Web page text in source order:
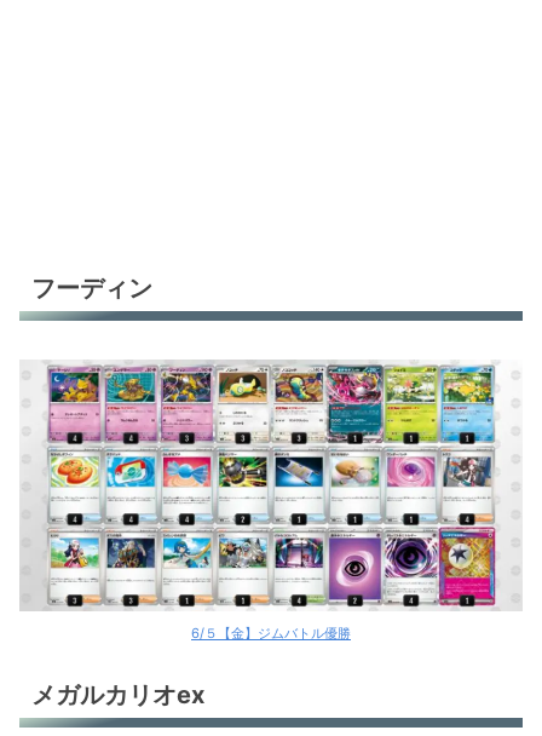
フーディン
6/５【金】ジムバトル優勝
メガルカリオex